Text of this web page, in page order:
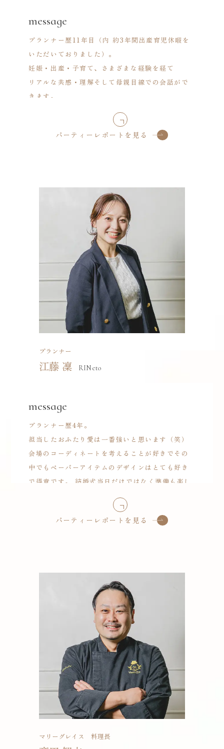
message
プランナー歴11年目（内 約3年間出産育児休暇を
いただいておりました）。
妊娠・出産・子育て、さまざまな経験を経て
リアルな共感・理解そして母親目線での会話がで
きます。
その為に、おふたりの生い立ちやご家族につい
普段恥ずかしくて、なかなか言えない想いを
素直に言葉で表現出来るのが結婚式だと思ってい
一緒に過ごせる時間には限りがあるからこそ、伝
えてほしいし、伝わってほしいです。
伝わったときにうまれる幸せな表情、その瞬間に
立ちあえるこの仕事が私は大好きです。
おふたりの人生で１番シアワセな瞬間を、ぜひお
手伝いさせてください。
パーティーレポートを見る
プランナー
江藤 凜 RIN eto
message
プランナー歴4年。
担当したおふたり愛は一番強いと思います（笑）
会場のコーディネートを考えることが好きでその
中でもペーパーアイテムのデザインはとても好き
で得意です。 結婚式当日だけではなく準備も楽し
おふたりらしいを追求するために質問攻めしま
おふたりにどういう想いで結婚式に臨まれている
のか、お打ち合わせの様子など、私しか知らない
ゲストを想う姿が分かるからこそ、その結婚式の
姿の時により深まって伝わると思うので、伝える
を大切にしています。
“結婚式は本当にすごい力を持っている”と毎回の
ご結婚式をお手伝いしながら感じています。
ただするだけではなくおふたりが大切にしている
もの・人を、たくさんの溢れる想いを沢山聞きた
いです。 一生に一度のご結婚式を通してこれから
一生のお付き合いをさせてください！
パーティーレポートを見る
マリーグレイス 料理長